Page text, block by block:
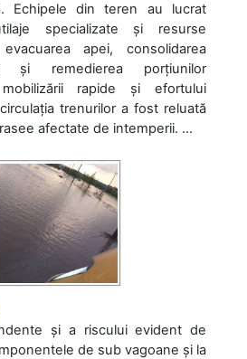
Echipele din teren au lucrat
specializate și resurse
apei, consolidarea
și remedierea porțiunilor
rapide și efortului
trenurilor a fost reluată
afectate de intemperii. ...
și a riscului evident de
de sub vagoane și la